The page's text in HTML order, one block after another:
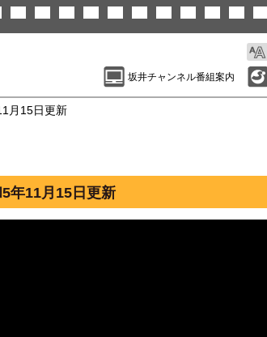
坂井チャンネル番組案内
月15日更新
年11月15日更新